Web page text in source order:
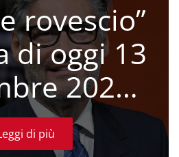
rovescio”
di oggi 13
2025
di più